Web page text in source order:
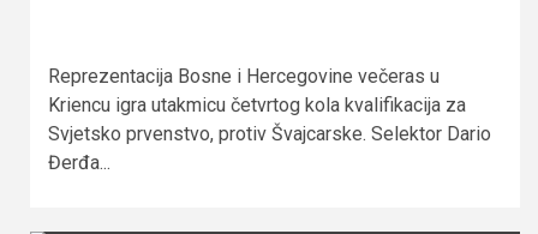
Reprezentacija Bosne i Hercegovine večeras u
Kriencu igra utakmicu četvrtog kola kvalifikacija za
Svjetsko prvenstvo, protiv Švajcarske. Selektor Dario
Đerđa...